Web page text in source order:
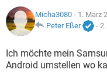
WHATSAPP
FACEBOOK
WINDOWS 10
WHATSAPP
FACEBOOK
SPIELE
ANDROID
WHATSAPP
LEXIKON
SPIELE
ANDROID
Micha3080 - 1. März
Peter Eßer
-
Ich möchte mein
Android umstellen wo